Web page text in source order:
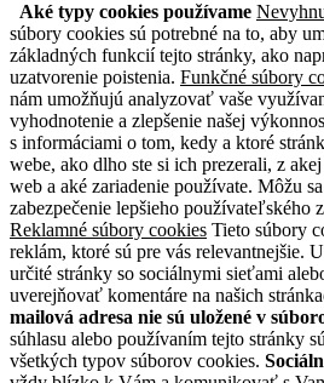
Aké typy cookies používame
súbory cookies sú potrebné na to, aby
základných funkcií tejto stránky, ako
uzatvorenie poistenia. Funkčné súbory
nám umožňujú analyzovať vaše
vyhodnotenie a zlepšenie našej
s informáciami o tom, kedy a ktoré
webe, ako dlho ste si ich prezerali, z
web a aké zariadenie používate. Môžu
zabezpečenie lepšieho používateľského
Reklamné súbory cookies Tieto súbory
reklám, ktoré sú pre vás relevantnejšie.
určité stránky so sociálnymi sieťami
uverejňovať komentáre na našich
mailová adresa nie sú uložené v
súhlasu alebo používaním tejto stránky
všetkých typov súborov cookies.